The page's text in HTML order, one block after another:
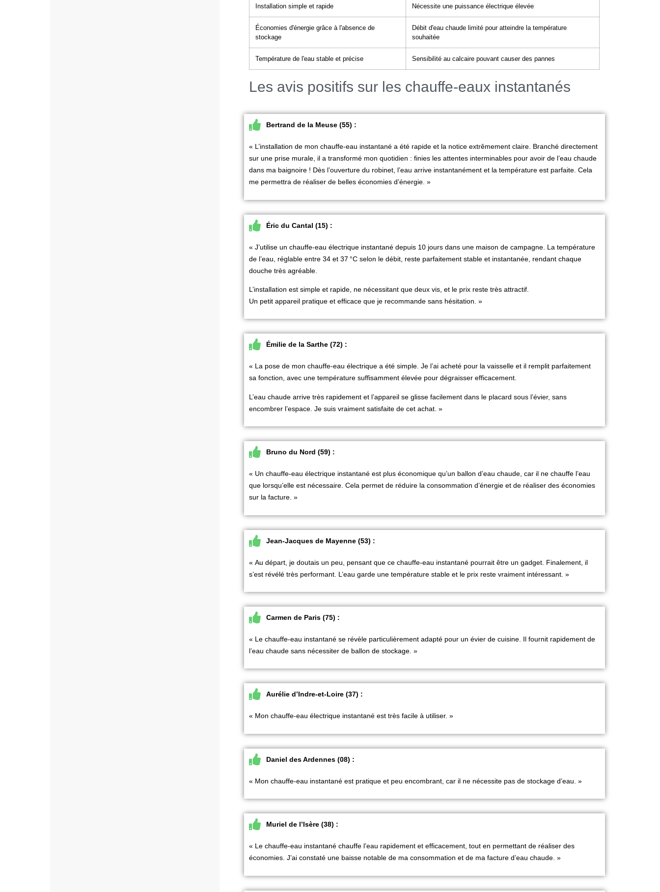
Installation simple et rapide Nécessite une puissance électrique élevée
Économies d'énergie grâce à l'absence de
stockage
Débit d'eau chaude limité pour atteindre la température
souhaitée
Température de l'eau stable et précise Sensibilité au calcaire pouvant causer des pannes
Les avis positifs sur les chauffe-eaux instantanés
Bertrand de la Meuse (55) :
« L’installation de mon chauffe-eau instantané a été rapide et la notice extrêmement claire. Branché directement
sur une prise murale, il a transformé mon quotidien : finies les attentes interminables pour avoir de l’eau chaude
dans ma baignoire ! Dès l’ouverture du robinet, l’eau arrive instantanément et la température est parfaite. Cela
me permettra de réaliser de belles économies d’énergie. »
Éric du Cantal (15) :
« J’utilise un chauffe-eau électrique instantané depuis 10 jours dans une maison de campagne. La température
de l’eau, réglable entre 34 et 37 °C selon le débit, reste parfaitement stable et instantanée, rendant chaque
douchetrès agréable.
L’installation est simple et rapide, ne nécessitant que deux vis, et le prix reste très attractif.
Un petit appareil pratique et efficace que je recommande sans hésitation. »
Émilie de la Sarthe (72) :
« La pose de mon chauffe-eau électrique a été simple. Je l’ai acheté pour la vaisselle et il remplit parfaitement
sa fonction, avec une température suffisamment élevée pour dégraisser efficacement.
L’eau chaude arrive très rapidement et l’appareil se glisse facilement dans le placard sous l’évier, sans
encombrer l’espace. Je suis vraiment satisfaite de cet achat. »
Bruno du Nord (59) :
« Un chauffe-eau électrique instantané est plus économique qu’un ballon d’eau chaude, car il ne chauffe l’eau
que lorsqu’elle est nécessaire. Cela permet de réduire la consommation d’énergie et de réaliser des économies
sur la facture. »
Jean-Jacques de Mayenne (53) :
« Au départ, je doutais un peu, pensant que ce chauffe-eau instantanépourrait être un gadget. Finalement, il
s’est révélé très performant. L’eau garde une température stable et le prix reste vraiment intéressant. »
Carmen de Paris (75) :
« Le chauffe-eau instantané se révèle particulièrement adapté pour un évier de cuisine. Il fournit rapidement de
l’eau chaude sans nécessiter de ballon de stockage. »
Aurélie d’Indre-et-Loire (37) :
« Mon chauffe-eau électrique instantané est très facile à utiliser. »
Daniel des Ardennes (08) :
« Mon chauffe-eau instantané est pratique et peu encombrant, car il ne nécessite pas de stockage d’eau. »
Muriel de l’Isère (38) :
« Le chauffe-eau instantané chauffe l’eau rapidement et efficacement, tout en permettant de réaliser des
économies. J’ai constaté une baisse notable de ma consommation et de ma facture d’eau chaude. »